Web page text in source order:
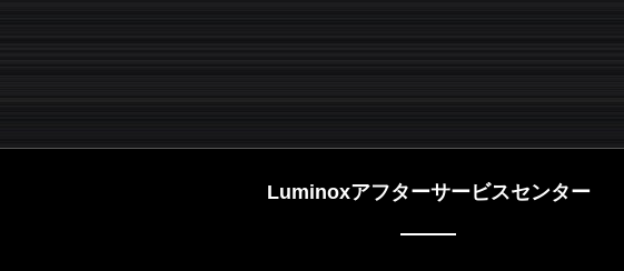
Luminoxアフターサービスセンター